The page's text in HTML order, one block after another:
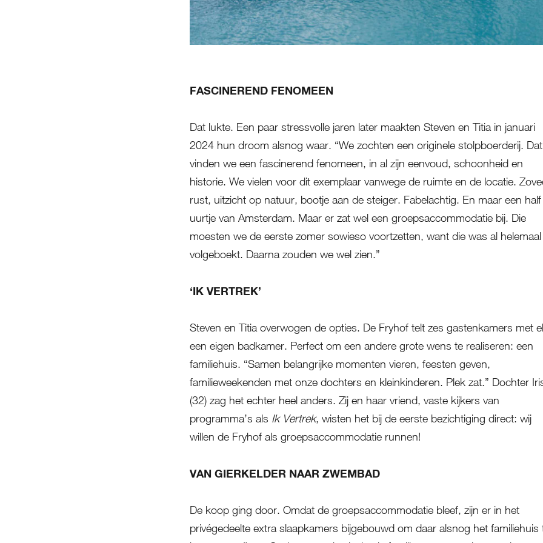
FASCINEREND FENOMEEN
Dat lukte. Een paar stressvolle jaren later maakten Steven en Titia in januari
2024 hun droom alsnog waar. “We zochten een originele stolpboerderij. Dat
vinden we een fascinerend fenomeen, in al zijn eenvoud, schoonheid en
historie. We vielen voor dit exemplaar vanwege de ruimte en de locatie.
rust, uitzicht op natuur, bootje aan de steiger. Fabelachtig. En maar een half
uurtje van Amsterdam. Maar er zat wel een groepsaccommodatie bij. Die
moesten we de eerste zomer sowieso voortzetten, want die was al helemaal
volgeboekt. Daarna zouden we wel zien.”
‘IK VERTREK’
Steven en Titia overwogen de opties. De Fryhof telt zes gastenkamers met
een eigen badkamer. Perfect om een andere grote wens te realiseren: een
familiehuis. “Samen belangrijke momenten vieren, feesten geven,
familieweekenden met onze dochters en kleinkinderen. Plek zat.” Dochter
(32) zag het echter heel anders. Zij en haar vriend, vaste kijkers van
programma’s als Ik Vertrek, wisten het bij de eerste bezichtiging direct: wij
willen de Fryhof als groepsaccommodatie runnen!
VAN GIERKELDER NAAR ZWEMBAD
De koop ging door. Omdat de groepsaccommodatie bleef, zijn er in het
privégedeelte extra slaapkamers bijgebouwd om daar alsnog het familiehuis